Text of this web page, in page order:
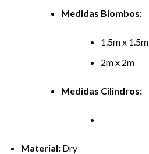
Medidas Biombos:
1.5m x 1.5m
2m x 2m
Medidas Cilindros:
Material:Dry